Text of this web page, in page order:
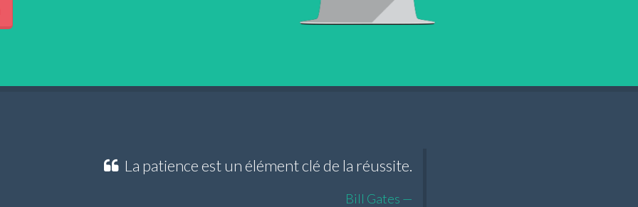
La patience est un élément clé de la réussite.
Bill Gates